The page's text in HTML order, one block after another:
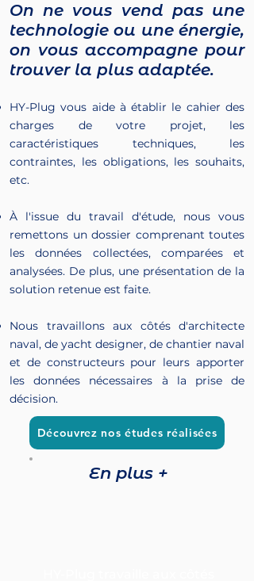
On ne vous vend pas une
technologie ou une énergie,
on vous accompagne pour
trouver la plus adaptée.
HY-Plug vous aide à établir le cahier des
charges de votre projet, les
caractéristiques techniques, les
contraintes, les obligations, les souhaits,
etc.
À l'issue du travail d'étude, nous vous
remettons un dossier comprenant toutes
les données collectées, comparées et
analysées. De plus, une présentation de la
solution retenue est faite.
Nous travaillons aux côtés d'architecte
naval, de yacht designer, de chantier naval
et de constructeurs pour leurs apporter
les données nécessaires à la prise de
décision.
Découvrez nos études réalisées
En plus +